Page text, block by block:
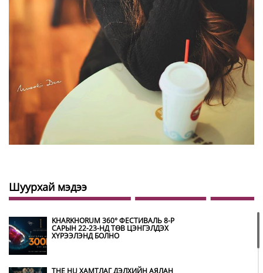
Шуурхай мэдээ
KHARKHORUM 360° ФЕСТИВАЛЬ 8-Р
САРЫН 22-23-НД ТӨВ ЦЭНГЭЛДЭХ
ХҮРЭЭЛЭНД БОЛНО